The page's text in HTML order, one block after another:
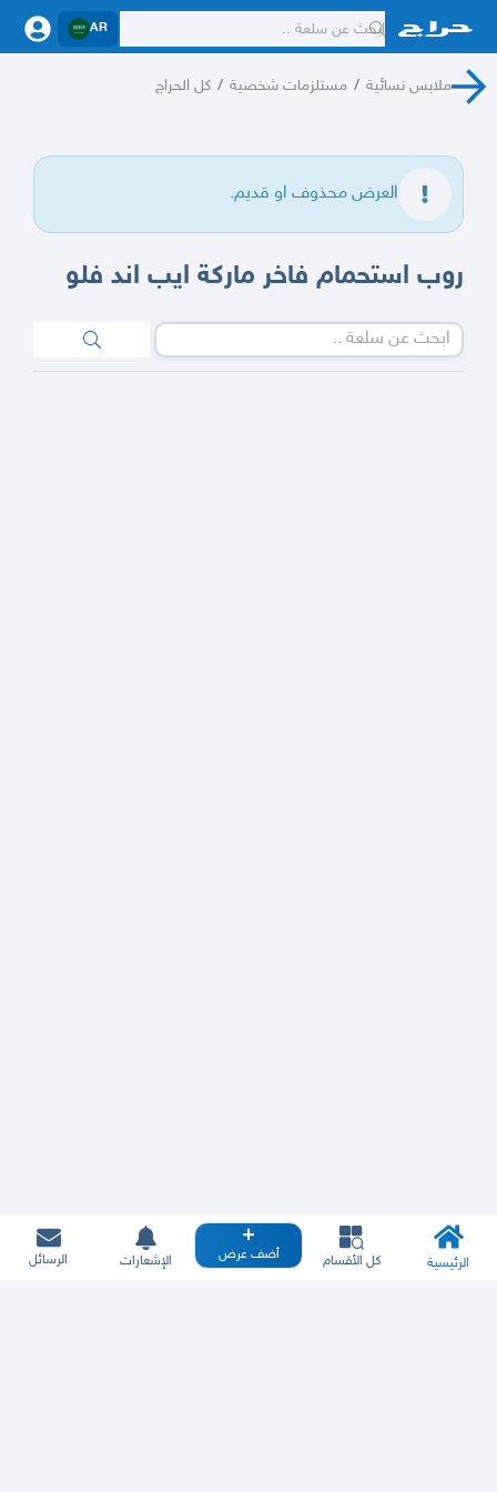
AR
ملابس نسائية / مستلزمات شخصية / كل الحراج
العرض محذوف او قديم.
روب استحمام فاخر ماركة ايب اند فلو
الرئيسية كل الأقسام أضف عرض الإشعارات الرسائل